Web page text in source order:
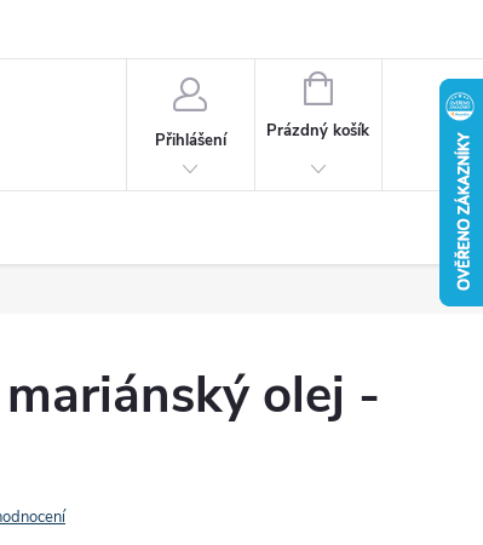
Přihlášení
NÁKUPNÍ
KOŠÍK
Prázdný košík
olej -